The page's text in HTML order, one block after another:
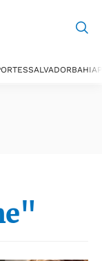
SALVADORBAHIA